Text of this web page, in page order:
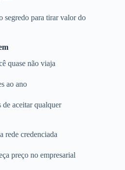
segredo para tirar valor do
quase não viaja
ao ano
de aceitar qualquer
rede credenciada
preço no empresarial